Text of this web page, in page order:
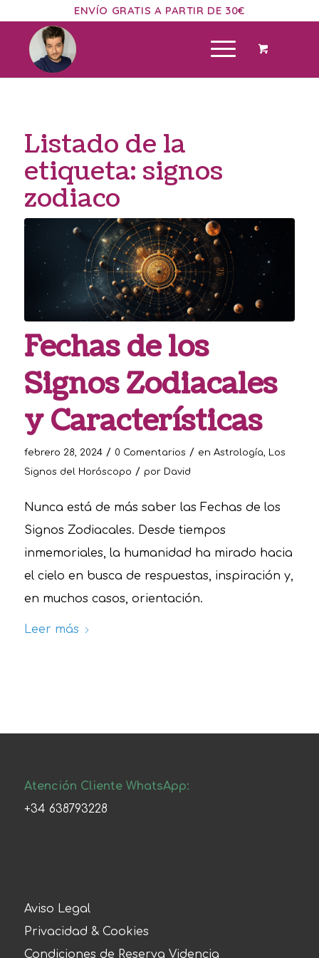
ENVÍO GRATIS A PARTIR DE 30€
Listado de la
etiqueta: signos
zodiaco
Fechas de los
Signos Zodiacales
y Características
febrero 28, 2024 / 0 Comentarios / en Astrología
Los
Signos del Horóscopo / por David
Nunca está de más saber las Fechas de los
Signos Zodiacales. Desde tiempos
inmemoriales, la humanidad ha mirado hacia
el cielo en busca de respuestas, inspiración y,
en muchos casos, orientación.
Leer más
Atención Cliente WhatsApp:
+34 638793228
Aviso Legal
Privacidad & Cookies
Condiciones de Reserva Videncia